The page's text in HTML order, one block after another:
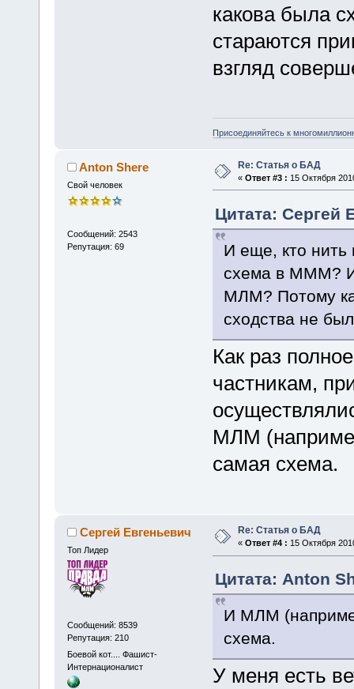
какова была
стараются
взгляд
Присоединяйтесь к
Anton Shere
Свой человек
Сообщений: 2543
Репутация: 69
Re: Статья о БАД
« Ответ #3 : 15 Октября
Цитата: Сергей
И еще, кто нить
схема в МММ? И
МЛМ? Потому
сходства не
Как раз
частникам,
МЛМ
самая схема.
Сергей Евгеньевич
Топ Лидер
Сообщений: 8539
Репутация: 210
Боевой кот.... Фашист-
Интернационалист
Re: Статья о БАД
« Ответ #4 : 15 Октября
Цитата: Anton
И МЛМ
схема.
У меня есть